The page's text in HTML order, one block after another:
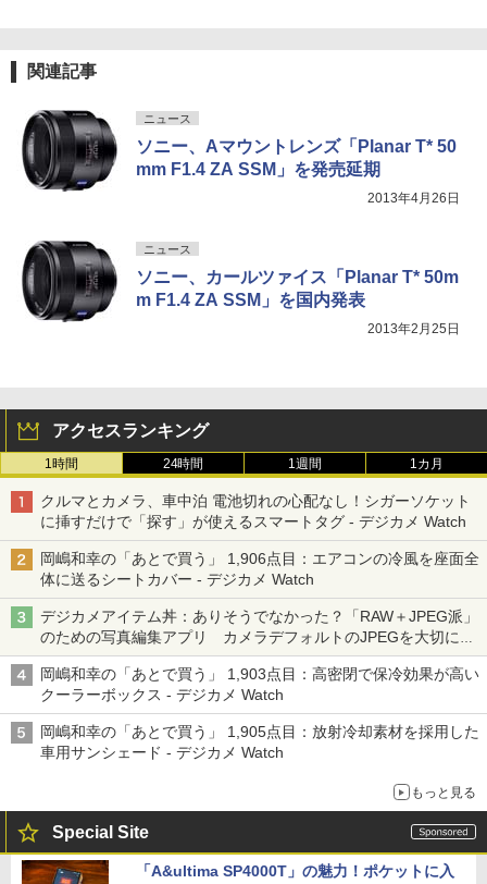
関連記事
ニュース
ソニー、Aマウントレンズ「Planar T* 50
mm F1.4 ZA SSM」を発売延期
2013年4月26日
ニュース
ソニー、カールツァイス「Planar T* 50m
m F1.4 ZA SSM」を国内発表
2013年2月25日
アクセスランキング
1時間 24時間 1週間 1カ月
クルマとカメラ、車中泊 電池切れの心配なし！シガーソケット
に挿すだけで「探す」が使えるスマートタグ - デジカメ Watch
岡嶋和幸の「あとで買う」 1,906点目：エアコンの冷風を座面全
体に送るシートカバー - デジカメ Watch
デジカメアイテム丼：ありそうでなかった？「RAW＋JPEG派」
のための写真編集アプリ カメラデフォルトのJPEGを大切にす
る「Filmator」
岡嶋和幸の「あとで買う」 1,903点目：高密閉で保冷効果が高い
クーラーボックス - デジカメ Watch
岡嶋和幸の「あとで買う」 1,905点目：放射冷却素材を採用した
車用サンシェード - デジカメ Watch
もっと見る
Special Site
「A&ultima SP4000T」の魅力！ポケットに入